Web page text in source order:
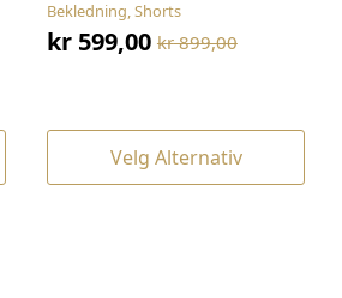
Bekledning, Shorts
kr899,00
Opprinnelig
kr 899,00.
kr599,00
Nåværende
kr 599,00.
Velg Alternativ
Dette
produktet
har